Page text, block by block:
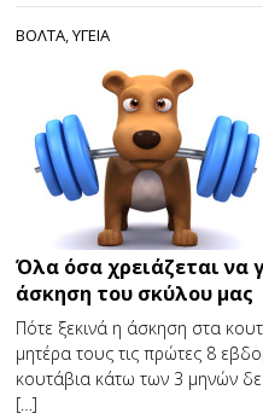
ΒΟΛΤΑ,ΥΓΕΙΑ
Όλα όσα χρειάζεται να
άσκηση του σκύλου μας
Πότε ξεκινά η άσκηση στα
μητέρα τους τις πρώτες 8
κουτάβια κάτω των 3 μηνών δε
[…]